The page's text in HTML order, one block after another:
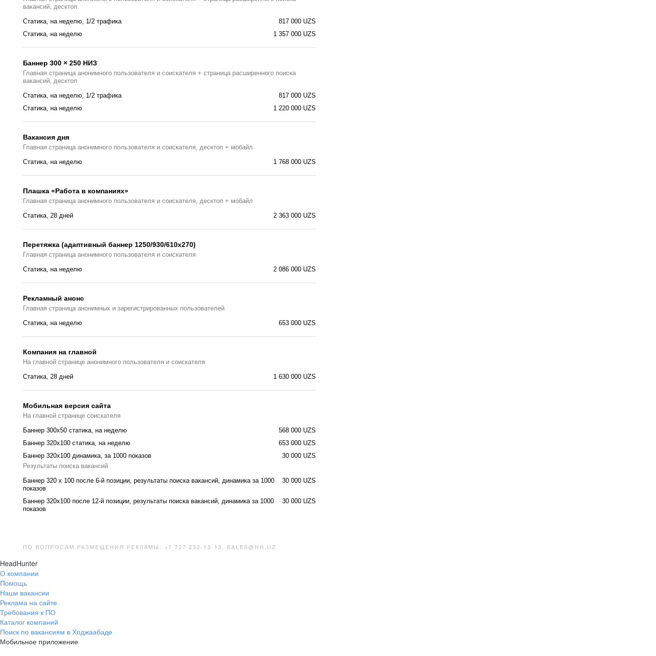
вакансий, десктоп
817 000 UZS
Статика, на неделю, 1/2 трафика
1 357 000 UZS
Статика, на неделю
Баннер 300 × 250 НИЗ
Главная страница анонимного пользователя и соискателя + страница расширенного поиска
вакансий, десктоп
817 000 UZS
Статика, на неделю, 1/2 трафика
1 220 000 UZS
Статика, на неделю
Вакансия дня
Главная страницa анонимного пользователя и соискателя, десктоп + мобайл
1 768 000 UZS
Статика, на неделю
Плашка «Работа в компаниях»
Главная страницa анонимного пользователя и соискателя, десктоп + мобайл
2 363 000 UZS
Статика, 28 дней
Перетяжка (адаптивный баннер 1250/930/610х270)
Главная страницa анонимного пользователя и соискателя
2 086 000 UZS
Статика, на неделю
Рекламный анонс
Главная страница анонимных и зарегистрированных пользователей
653 000 UZS
Статика, на неделю
Компания на главной
На главной странице анонимного пользователя и соискателя
1 630 000 UZS
Статика, 28 дней
Мобильная версия сайта
На главной странице соискателя
568 000 UZS
Баннер 300x50 статика, на неделю
653 000 UZS
Баннер 320x100 cтатика, на неделю
30 000 UZS
Баннер 320x100 динамика, за 1000 показов
Результаты поиска вакансий
30 000 UZS
Баннер 320 x 100 после 6-й позиции, результаты поиска вакансий, динамика за 1000
показов
30 000 UZS
Баннер 320x100 после 12-й позиции, результаты поиска вакансий, динамика за 1000
показов
ПО ВОПРОСАМ РАЗМЕЩЕНИЯ РЕКЛАМЫ: +7 727 232-13-13, SALES@HH.UZ
HeadHunter
О компании
Помощь
Наши вакансии
Реклама на сайте
Требования к ПО
Каталог компаний
Поиск по вакансиям в Ходжаабаде
Мобильное приложение